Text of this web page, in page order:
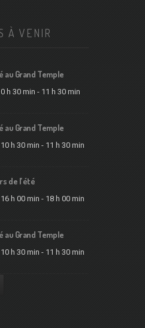
À VENIR
au Grand Temple
h 30 min - 11 h 30 min
au Grand Temple
h 30 min - 11 h 30 min
de l’été
h 00 min - 18 h 00 min
au Grand Temple
h 30 min - 11 h 30 min